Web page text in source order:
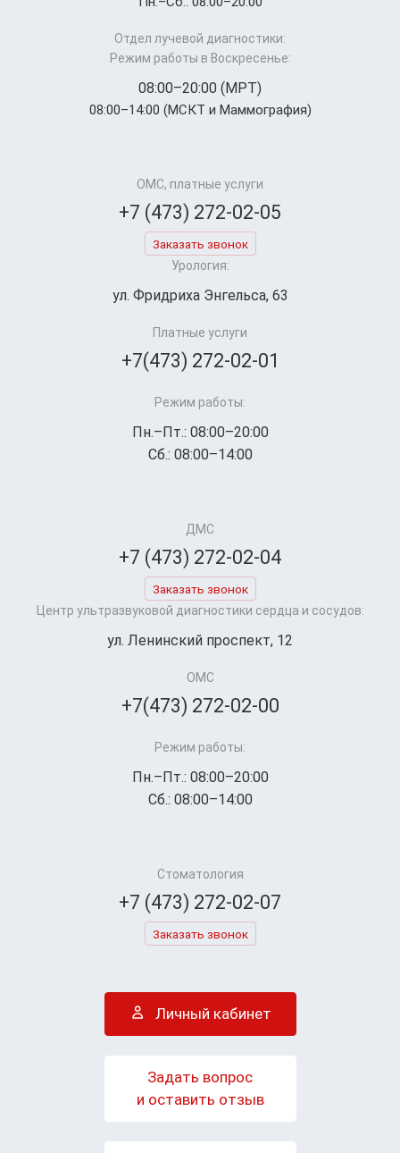
Отдел лучевой диагностики:
Режим работы в Воскресенье:
08:00–20:00 (МРТ)
08:00–14:00 (МСКТ и Маммография)
ОМС, платные услуги
+7 (473) 272-02-05
Заказать звонок
Урология:
ул. Фридриха Энгельса, 63
Платные услуги
+7(473) 272-02-01
Режим работы:
Пн.–Пт.: 08:00–20:00
Сб.: 08:00–14:00
ДМС
+7 (473) 272-02-04
Заказать звонок
Центр ультразвуковой диагностики сердца и сосудов:
ул. Ленинский проспект, 12
ОМС
+7(473) 272-02-00
Режим работы:
Пн.–Пт.: 08:00–20:00
Сб.: 08:00–14:00
Стоматология
+7 (473) 272-02-07
Заказать звонок
Личный кабинет
Задать вопрос
и оставить отзыв